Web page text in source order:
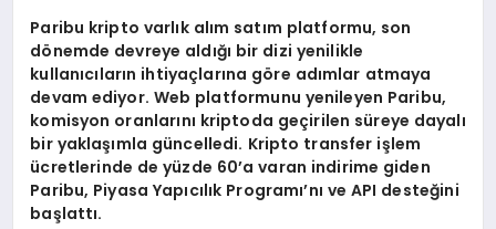
Paribu kripto varlık alım satım platformu, son
dönemde devreye aldığı bir dizi yenilikle
kullanıcıların ihtiyaçlarına göre adımlar atmaya
devam ediyor. Web platformunu yenileyen Paribu,
komisyon oranlarını kriptoda geçirilen süreye dayalı
bir yaklaşımla güncelledi. Kripto transfer işlem
ücretlerinde de yüzde 60’a varan indirime giden
Paribu, Piyasa Yapıcılık Programı’nı ve API desteğini
başlattı.